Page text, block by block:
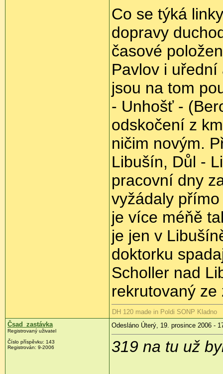
Co se týká
dopravy
časové
Pavlov i
jsou na tom
- Unhošť -
odskočení z
ničim novým.
Libušín, Důl -
pracovní dny
vyžádaly
je více méňě
je jen v
doktorku
Scholler nad
rekrutovaný
DH 120 made in Poldi SONP Kladno
Čsad_zastávka
Registrovaný uživatel
Číslo příspěvku: 143
Registrován: 9-2006
Odesláno Úterý, 19. prosince 2006 -
319 na tu už